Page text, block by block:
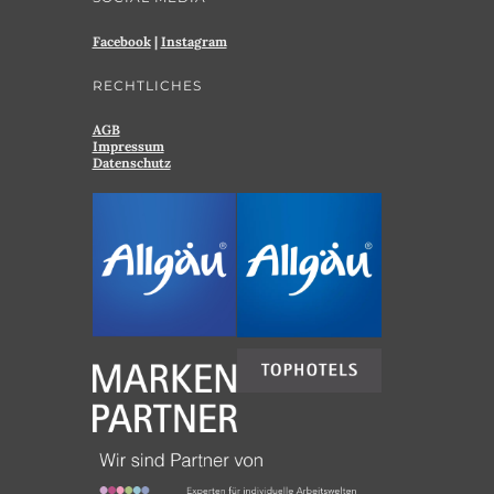
Facebook| Instagram
RECHTLICHES
AGB
Impressum
Datenschutz